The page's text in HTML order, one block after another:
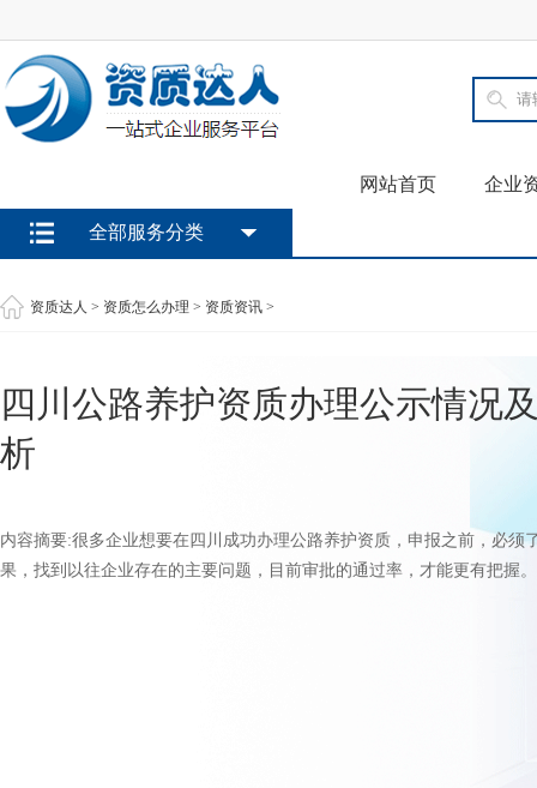
网站首页 企业
全部服务分类
资质达人 > 资质怎么办理 > 资质资讯 >
四川公路养护资质办理公示情况
析
内容摘要:很多企业想要在四川成功办理公路养护资质，申报之前，必须
果，找到以往企业存在的主要问题，目前审批的通过率，才能更有把握